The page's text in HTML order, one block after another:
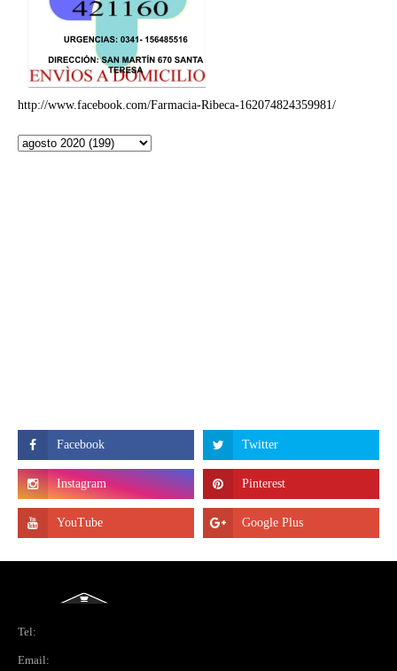
http://www.facebook.com/Farmacia-Ribeca-162074824359981/
Tel:
Email: